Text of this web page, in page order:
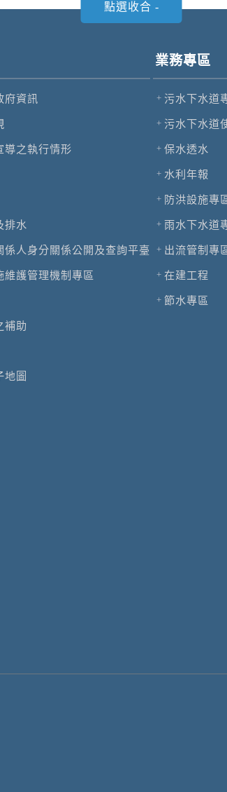
府資訊
導之執行情形
排水
係人身分關係公開及查詢平臺
維護管理機制專區
補助
地圖
業務專區
污水下水道
污水下水道
保水透水
水利年報
防洪設施專
雨水下水道
出流管制專
在建工程
節水專區